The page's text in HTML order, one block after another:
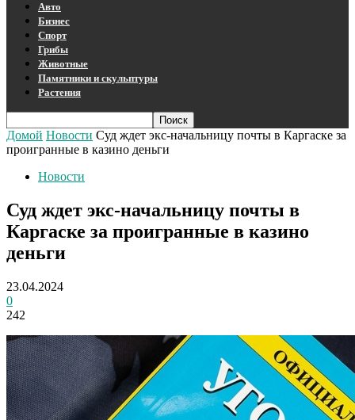
Авто
Бизнес
Спорт
Грибы
Животные
Памятники и скульптуры
Растения
Домой Новости Суд ждет экс-начальницу почты в Каргаске за
проигранные в казино деньги
Новости
Суд ждет экс-начальницу почты в
Каргаске за проигранные в казино
деньги
23.04.2024
0
242